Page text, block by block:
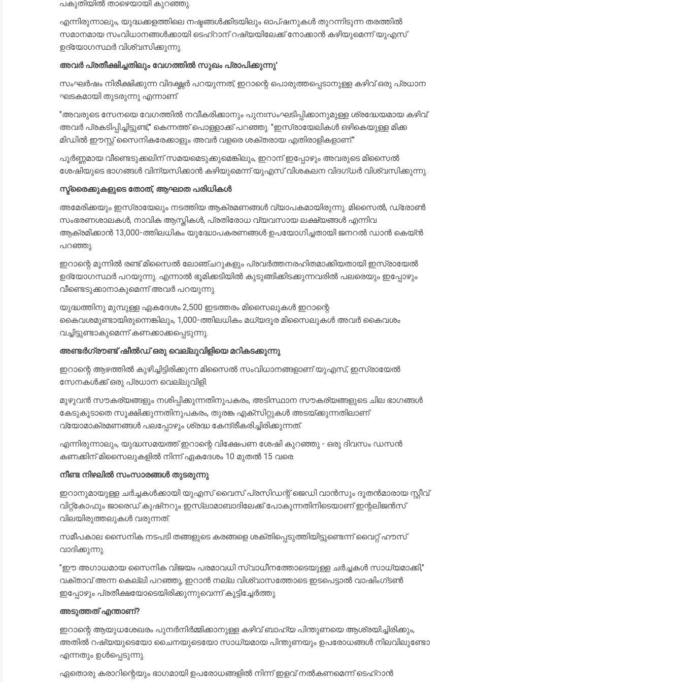
പകുതിയിൽ താഴെയായി കുറഞ്ഞു.
എന്നിരുന്നാലും, യുദ്ധക്കളത്തിലെ നഷ്ടങ്ങൾക്കിടയിലും ഓപ്ഷനുകൾ തുറന്നിടുന്ന തരത്തിൽ
സമാനമായ സംവിധാനങ്ങൾക്കായി ടെഹ്‌റാന് റഷ്യയിലേക്ക് നോക്കാൻ കഴിയുമെന്ന് യുഎസ്
ഉദ്യോഗസ്ഥർ വിശ്വസിക്കുന്നു.
അവർ പ്രതീക്ഷിച്ചതിലും വേഗത്തിൽ സുഖം പ്രാപിക്കുന്നു'
സംഘർഷം നിരീക്ഷിക്കുന്ന വിദഗ്ദ്ധർ പറയുന്നത്, ഇറാന്റെ പൊരുത്തപ്പെടാനുള്ള കഴിവ് ഒരു പ്രധാന
ഘടകമായി തുടരുന്നു എന്നാണ്.
"അവരുടെ സേനയെ വേഗത്തിൽ നവീകരിക്കാനും പുനഃസംഘടിപ്പിക്കാനുമുള്ള ശ്രദ്ധേയമായ കഴിവ്
അവർ പ്രകടിപ്പിച്ചിട്ടുണ്ട്," കെന്നത്ത് പൊള്ളാക്ക് പറഞ്ഞു. "ഇസ്രായേലികൾ ഒഴികെയുള്ള മിക്ക
മിഡിൽ ഈസ്റ്റ് സൈനികരേക്കാളും അവർ വളരെ ശക്തരായ എതിരാളികളാണ്."
പൂർണ്ണമായ വീണ്ടെടുക്കലിന് സമയമെടുക്കുമെങ്കിലും, ഇറാന് ഇപ്പോഴും അവരുടെ മിസൈൽ
ശേഷിയുടെ ഭാഗങ്ങൾ വിന്യസിക്കാൻ കഴിയുമെന്ന് യുഎസ് വിശകലന വിദഗ്ധർ വിശ്വസിക്കുന്നു.
സ്ട്രൈക്കുകളുടെ തോത്, ആഘാത പരിധികൾ
അമേരിക്കയും ഇസ്രായേലും നടത്തിയ ആക്രമണങ്ങൾ വ്യാപകമായിരുന്നു. മിസൈൽ, ഡ്രോൺ
സംഭരണശാലകൾ, നാവിക ആസ്തികൾ, പ്രതിരോധ വ്യവസായ ലക്ഷ്യങ്ങൾ എന്നിവ
ആക്രമിക്കാൻ 13,000-ത്തിലധികം യുദ്ധോപകരണങ്ങൾ ഉപയോഗിച്ചതായി ജനറൽ ഡാൻ കെയ്ൻ
പറഞ്ഞു.
ഇറാന്റെ മൂന്നിൽ രണ്ട് മിസൈൽ ലോഞ്ചറുകളും പ്രവർത്തനരഹിതമാക്കിയതായി ഇസ്രായേൽ
ഉദ്യോഗസ്ഥർ പറയുന്നു. എന്നാൽ ഭൂമിക്കടിയിൽ കുടുങ്ങിക്കിടക്കുന്നവരിൽ പലരെയും ഇപ്പോഴും
വീണ്ടെടുക്കാനാകുമെന്ന് അവർ പറയുന്നു.
യുദ്ധത്തിനു മുമ്പുള്ള ഏകദേശം 2,500 ഇടത്തരം മിസൈലുകൾ ഇറാന്റെ
കൈവശമുണ്ടായിരുന്നെങ്കിലും, 1,000-ത്തിലധികം മധ്യദൂര മിസൈലുകൾ അവർ കൈവശം
വച്ചിട്ടുണ്ടാകുമെന്ന് കണക്കാക്കപ്പെടുന്നു.
അണ്ടർഗ്രൗണ്ട് ഷീൽഡ് ഒരു വെല്ലുവിളിയെ മറികടക്കുന്നു
ഇറാന്റെ ആഴത്തിൽ കുഴിച്ചിട്ടിരിക്കുന്ന മിസൈൽ സംവിധാനങ്ങളാണ് യുഎസ്, ഇസ്രായേൽ
സേനകൾക്ക് ഒരു പ്രധാന വെല്ലുവിളി.
മുഴുവൻ സൗകര്യങ്ങളും നശിപ്പിക്കുന്നതിനുപകരം, അടിസ്ഥാന സൗകര്യങ്ങളുടെ ചില ഭാഗങ്ങൾ
കേടുകൂടാതെ സൂക്ഷിക്കുന്നതിനുപകരം, തുരങ്ക എക്സിറ്റുകൾ അടയ്ക്കുന്നതിലാണ്
വ്യോമാക്രമണങ്ങൾ പലപ്പോഴും ശ്രദ്ധ കേന്ദ്രീകരിച്ചിരിക്കുന്നത്.
എന്നിരുന്നാലും, യുദ്ധസമയത്ത് ഇറാന്റെ വിക്ഷേപണ ശേഷി കുറഞ്ഞു - ഒരു ദിവസം ഡസൻ
കണക്കിന് മിസൈലുകളിൽ നിന്ന് ഏകദേശം 10 മുതൽ 15 വരെ.
നീണ്ട നിഴലിൽ സംസാരങ്ങൾ തുടരുന്നു
ഇറാനുമായുള്ള ചർച്ചകൾക്കായി യുഎസ് വൈസ് പ്രസിഡന്റ് ജെഡി വാൻസും ദൂതൻമാരായ സ്റ്റീവ്
വിറ്റ്കോഫും ജാരെഡ് കുഷ്‌നറും ഇസ്ലാമാബാദിലേക്ക് പോകുന്നതിനിടെയാണ് ഇന്റലിജൻസ്
വിലയിരുത്തലുകൾ വരുന്നത്.
സമീപകാല സൈനിക നടപടി തങ്ങളുടെ കരങ്ങളെ ശക്തിപ്പെടുത്തിയിട്ടുണ്ടെന്ന് വൈറ്റ് ഹൗസ്
വാദിക്കുന്നു.
"ഈ അഗാധമായ സൈനിക വിജയം പരമാവധി സ്വാധീനത്തോടെയുള്ള ചർച്ചകൾ സാധ്യമാക്കി,"
വക്താവ് അന്ന കെല്ലി പറഞ്ഞു, ഇറാൻ നല്ല വിശ്വാസത്തോടെ ഇടപെട്ടാൽ വാഷിംഗ്ടൺ
ഇപ്പോഴും പ്രതീക്ഷയോടെയിരിക്കുന്നുവെന്ന് കൂട്ടിച്ചേർത്തു.
അടുത്തത് എന്താണ്?
ഇറാന്റെ ആയുധശേഖരം പുനർനിർമ്മിക്കാനുള്ള കഴിവ് ബാഹ്യ പിന്തുണയെ ആശ്രയിച്ചിരിക്കും,
അതിൽ റഷ്യയുടെയോ ചൈനയുടെയോ സാധ്യമായ പിന്തുണയും ഉപരോധങ്ങൾ നിലവിലുണ്ടോ
എന്നതും ഉൾപ്പെടുന്നു.
ഏതൊരു കരാറിന്റെയും ഭാഗമായി ഉപരോധങ്ങളിൽ നിന്ന് ഇളവ് നൽകണമെന്ന് ടെഹ്‌റാൻ